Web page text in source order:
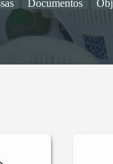
Documentos